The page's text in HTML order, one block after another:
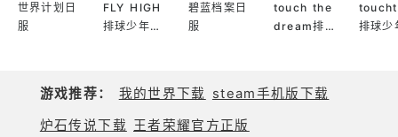
- 云端存档 – 在 Android 设备间同步游戏进度
海迷航：零度之下》带来的全新《深海迷航：零度之
下》！
世界计划日
服
FLY HIGH
排球少年日
碧蓝档案日
服
touch the
dream排
排球少
游戏推荐： 我的世界下载 steam手机版下载
炉石传说下载 王者荣耀官方正版